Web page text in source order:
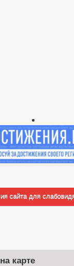
сайта для
карте